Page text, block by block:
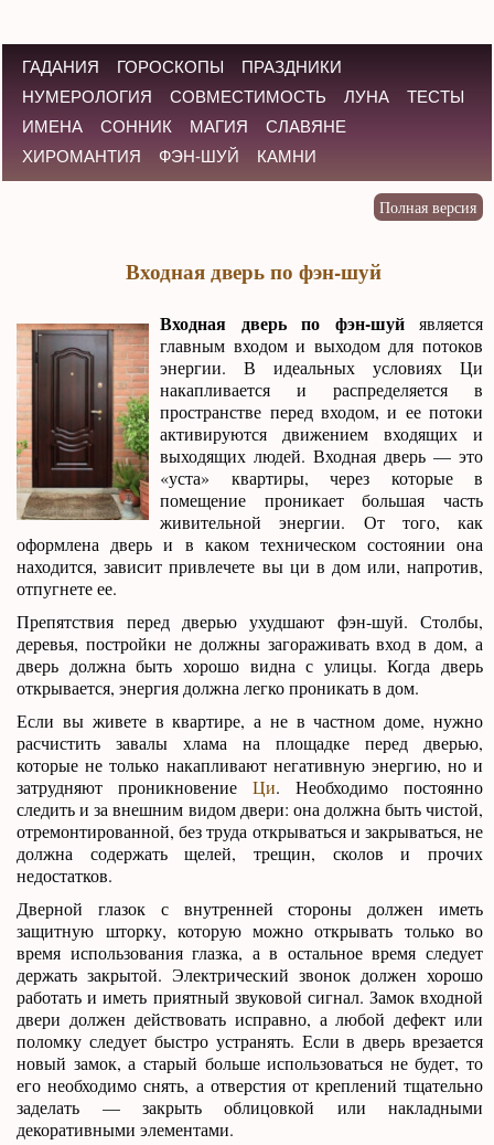
ГАДАНИЯ ГОРОСКОПЫ
ПРАЗДНИКИ
НУМЕРОЛОГИЯ
СОВМЕСТИМОСТЬ ЛУНА
ТЕСТЫ
ИМЕНА
СОННИК МАГИЯ
СЛАВЯНЕ
ХИРОМАНТИЯ
ФЭН-ШУЙ КАМНИ
Входная дверь по фэн-шуй
Входная дверь по фэн-шуйявляется
главным входом и выходом для потоков
энергии. В идеальных условиях Ци
накапливается и распределяется в
пространстве перед входом, и ее потоки
активируются движением входящих и
выходящих людей. Входная дверь — это
«уста» квартиры, через которые в
помещение проникает большая часть
живительной энергии. От того, как
оформлена дверь и в каком техническом состоянии она
находится, зависит привлечете вы ци в дом или, напротив,
отпугнете ее.
Препятствия перед дверью ухудшают фэн-шуй. Столбы,
деревья, постройки не должны загораживать вход в дом, а
дверь должна быть хорошо видна с улицы. Когда дверь
открывается, энергия должна легко проникать в дом.
Если вы живете в квартире, а не в частном доме, нужно
расчистить завалы хлама на площадке перед дверью,
которые не только накапливают негативную энергию, но и
затрудняют проникновениеЦи. Необходимо постоянно
следить и за внешним видом двери: она должна быть чистой,
отремонтированной, без труда открываться и закрываться, не
должна содержать щелей, трещин, сколов и прочих
недостатков.
Дверной глазок с внутренней стороны должен иметь
защитную шторку, которую можно открывать только во
время использования глазка, а в остальное время следует
держать закрытой. Электрический звонок должен хорошо
работать и иметь приятный звуковой сигнал. Замок входной
двери должен действовать исправно, а любой дефект или
поломку следует быстро устранять. Если в дверь врезается
новый замок, а старый больше использоваться не будет, то
его необходимо снять, а отверстия от креплений тщательно
заделать — закрыть облицовкой или накладными
декоративными элементами.